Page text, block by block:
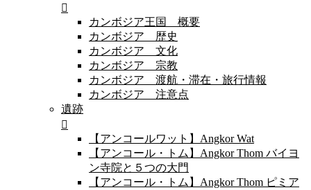
カンボジア王国 概要
カンボジア 歴史
カンボジア 文化
カンボジア 宗教
カンボジア 渡航・滞在・旅行情報
カンボジア 注意点
遺跡
【アンコールワット】Angkor Wat
【アンコール・トム】Angkor Thom バイヨ
ン寺院と５つの大門
【アンコール・トム】Angkor Thom ピミア